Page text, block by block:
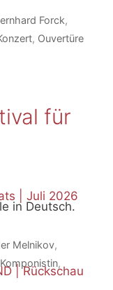
Forck,
, Ouvertüre
für
in Deutsch.
Melnikov,
Komponistin,
| Juli 2026
| Rückschau